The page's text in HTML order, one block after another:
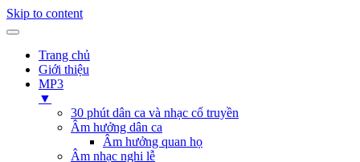
Skip to content
Trang chủ
Giới thiệu
MP3
▼
30 phút dân ca và nhạc cổ truyền
Âm hưởng dân ca
Âm hưởng quan họ
Âm nhạc nghi lễ